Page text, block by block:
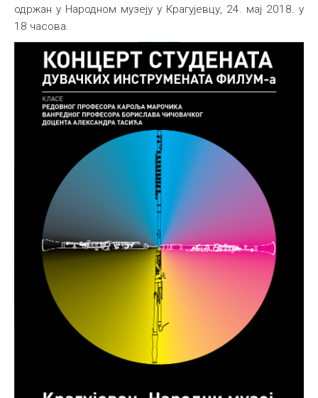
одржан у Народном музеју у Крагујевцу, 24. мај 2018. у
18 часова.